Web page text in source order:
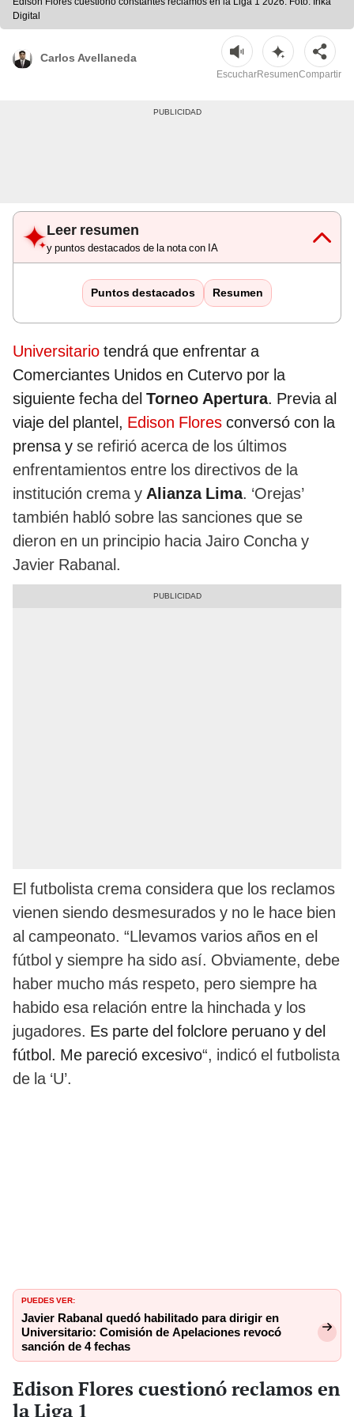
Digital
Carlos Avellaneda
EscucharResumenCompartir
Leer resumen
y puntos destacados de la nota con IA
Puntos destacados Resumen
Universitario tendrá que enfrentar a
Comerciantes Unidos en Cutervo por la
siguiente fecha del Torneo Apertura. Previa al
viaje del plantel, Edison Flores conversó con la
prensa y se refirió acerca de los últimos
enfrentamientos entre los directivos de la
institución crema y Alianza Lima. ‘Orejas’
también habló sobre las sanciones que se
dieron en un principio hacia Jairo Concha y
Javier Rabanal.
El futbolista crema considera que los reclamos
vienen siendo desmesurados y no le hace bien
al campeonato. “Llevamos varios años en el
fútbol y siempre ha sido así. Obviamente, debe
haber mucho más respeto, pero siempre ha
habido esa relación entre la hinchada y los
jugadores. Es parte del folclore peruano y del
fútbol. Me pareció excesivo“, indicó el futbolista
de la ‘U’.
PUEDES VER:
Javier Rabanal quedó habilitado para dirigir en
Universitario: Comisión de Apelaciones revocó
sanción de 4 fechas
Edison Flores cuestionó reclamos en
la Liga 1